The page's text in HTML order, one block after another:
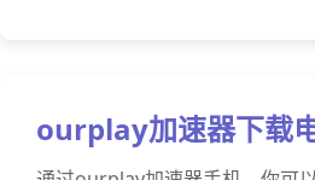
ourplay加速器下载